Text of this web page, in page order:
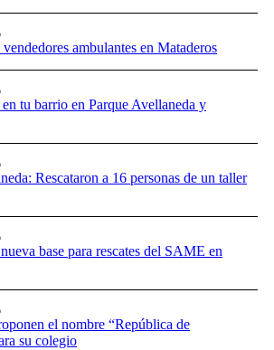
ambulantes en Mataderos
tu barrio en Parque Avellaneda y
Rescataron a 16 personas de un taller
base para rescates del SAME en
el nombre “República de
su colegio